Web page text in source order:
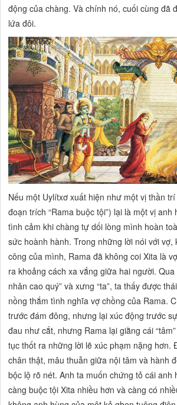
động của chàng. Và chính nó, cuối cùng đã
lứa đôi.
Nếu một Uylítxơ xuất hiện như một vị thần
đoạn trích “Rama buộc tội”) lại là một vị
tình cảm khi chàng tự dối lòng mình hoàn
sức hoành hành. Trong những lời nói với vợ,
công của mình, Rama đã không coi Xita là
ra khoảng cách xa vắng giữa hai người. Qua
nhân cao quý” và xưng “ta”, ta thấy được
nồng thắm tình nghĩa vợ chồng của Rama.
trước đám đông, nhưng lại xúc động trước
đau như cắt, nhưng Rama lại giằng cái
tục thốt ra những lời lẽ xúc phạm nặng hơn.
chân thật, mâu thuẫn giữa nội tâm và hành
bộc lộ rõ nét. Anh ta muốn chứng tỏ cái anh
càng buộc tội Xita nhiều hơn và càng có